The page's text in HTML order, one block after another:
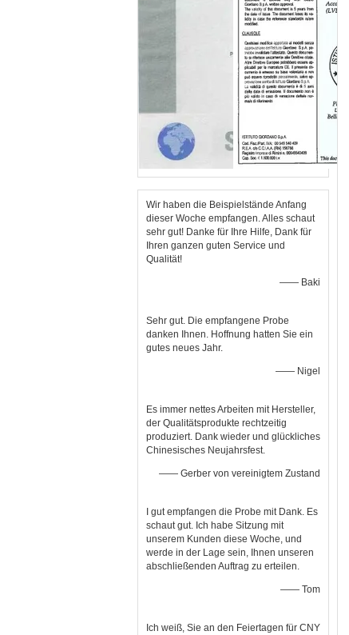
Wir haben die Beispielstände Anfang
dieser Woche empfangen. Alles schaut
sehr gut! Danke für Ihre Hilfe, Dank für
Ihren ganzen guten Service und
Qualität!
—— Baki
Sehr gut. Die empfangene Probe
danken Ihnen. Hoffnung hatten Sie ein
gutes neues Jahr.
—— Nigel
Es immer nettes Arbeiten mit Hersteller,
der Qualitätsprodukte rechtzeitig
produziert. Dank wieder und glückliches
Chinesisches Neujahrsfest.
—— Gerber von vereinigtem Zustand
I gut empfangen die Probe mit Dank. Es
schaut gut. Ich habe Sitzung mit
unserem Kunden diese Woche, und
werde in der Lage sein, Ihnen unseren
abschließenden Auftrag zu erteilen.
—— Tom
Ich weiß, Sie an den Feiertagen für CNY